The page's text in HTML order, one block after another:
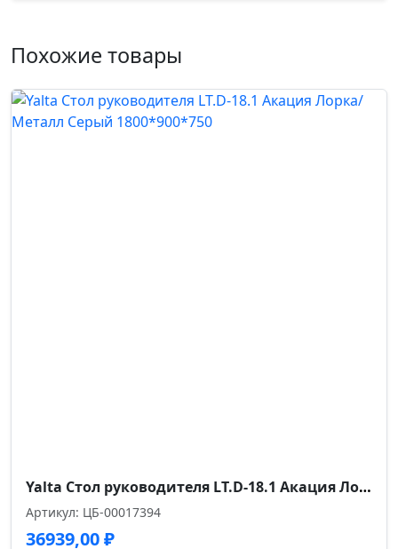
20
Вяз
Благородный
2000*900*750
Похожие товары
Yalta Стол руководителя LT.D-18.1 Акация Лорка/Металл Серый 1800*900*750
Артикул: ЦБ-00017394
36939,00₽